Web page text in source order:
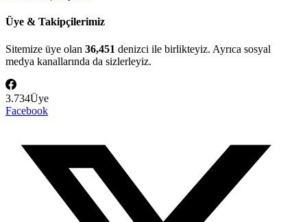
Üye & Takipçilerimiz
Sitemize üye olan 36,451 denizci ile birlikteyiz. Ayrıca sosyal
medya kanallarında da sizlerleyiz.
3.734Üye
Facebook